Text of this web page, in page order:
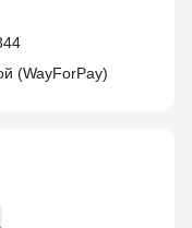
(WayForPay)